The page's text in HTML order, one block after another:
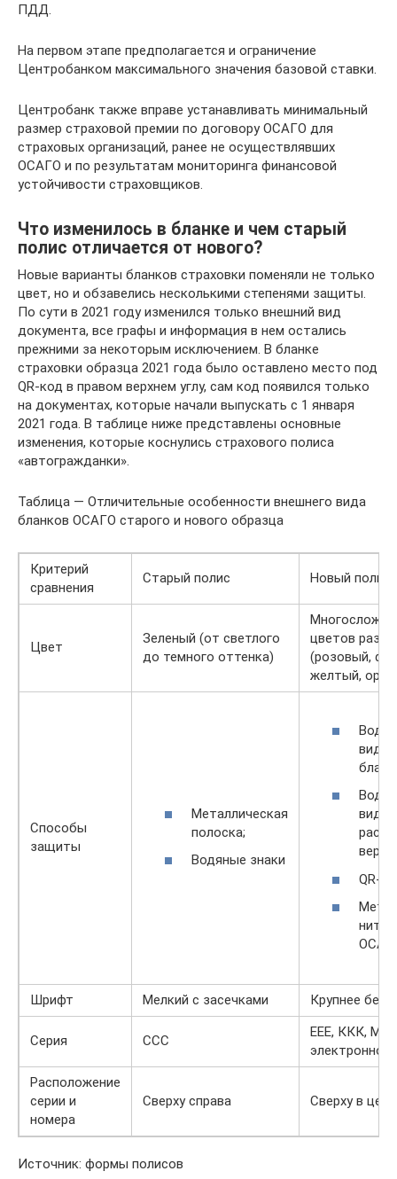
ПДД.
На первом этапе предполагается и ограничение
Центробанком максимального значения базовой ставки.
Центробанк также вправе устанавливать минимальный
размер страховой премии по договору ОСАГО для
страховых организаций, ранее не осуществлявших
ОСАГО и по результатам мониторинга финансовой
устойчивости страховщиков.
Что изменилось в бланке и чем старый
полис отличается от нового?
Новые варианты бланков страховки поменяли не только
цвет, но и обзавелись несколькими степенями защиты.
По сути в 2021 году изменился только внешний вид
документа, все графы и информация в нем остались
прежними за некоторым исключением. В бланке
страховки образца 2021 года было оставлено место под
QR-код в правом верхнем углу, сам код появился только
на документах, которые начали выпускать с 1 января
2021 года. В таблице ниже представлены основные
изменения, которые коснулись страхового полиса
«автогражданки».
Таблица — Отличительные особенности внешнего вида
бланков ОСАГО старого и нового образца
Критерий
сравнения
Старый полис Новый полис
Цвет
Зеленый (от светлого
до темного оттенка)
цветов
(розовый,
желтый,
Способы
защиты
Металлическая
полоска;
Водяные знаки
виде
виде
QR-
нить
Шрифт Мелкий с засечками Крупнее без
Серия ССС
ЕЕЕ, ККК,
Расположение
серии и
номера
Сверху справа Сверху в
Источник: формы полисов